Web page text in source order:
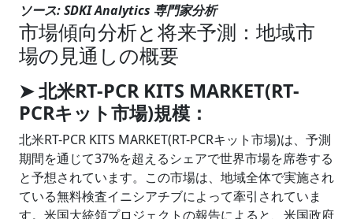
ソース: SDKI Analytics 専門家分析
市場傾向分析と将来予測：地域市
場の見通しの概要
➤ 北米RT-PCR KITS MARKET(RT-
PCRキット市場)規模：
北米RT-PCR KITS MARKET(RT-PCRキット市場)は、予測
期間を通じて37%を超えるシェアで世界市場を席巻する
と予想されています。この市場は、地域全体で実施され
ている無料検査イニシアチブによって牽引されていま
す。米国大統領プロジェクトの報告によると、米国政府